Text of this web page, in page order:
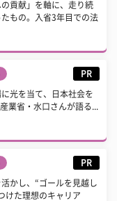
の貢献」を軸に、走り続
もの。入省3年目での法
PR
光を当て、日本社会を
業省・水口さんが語る...
PR
かし、“ゴールを見越し
けた理想のキャリア